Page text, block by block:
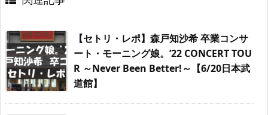
【セトリ・レポ】森戸知沙希 卒業コンサ
ート・モーニング娘。’22 CONCERT TOU
R ～Never Been Better!～【6/20日本武
道館】